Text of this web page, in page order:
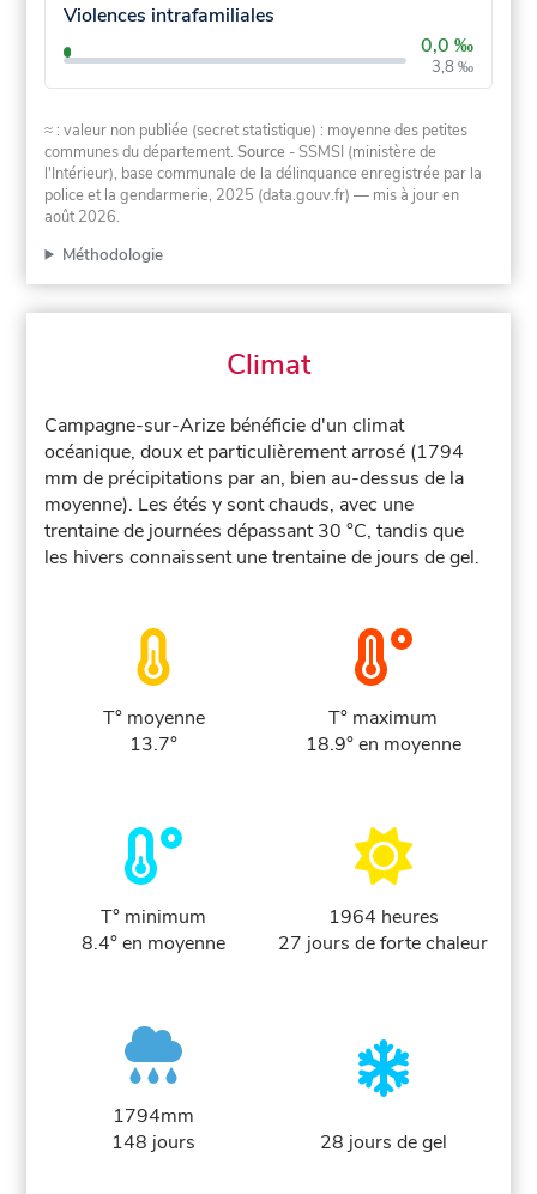
Violences intrafamiliales
0,0 ‰
3,8 ‰
≈ : valeur non publiée (secret statistique) : moyenne des petites
communes du département.Source - SSMSI (ministère de
l'Intérieur), base communale de la délinquance enregistrée par la
police et la gendarmerie, 2025 (data.gouv.fr) — mis à jour en
août 2026.
Méthodologie
Climat
Campagne-sur-Arize bénéficie d'un climat
océanique, doux et particulièrement arrosé (1794
mm de précipitations par an, bien au-dessus de la
moyenne). Les étés y sont chauds, avec une
trentaine de journées dépassant 30 °C, tandis que
les hivers connaissent une trentaine de jours de gel.
T° moyenne
13.7°
T° maximum
18.9° en moyenne
T° minimum
8.4° en moyenne
1964 heures
27 jours de forte chaleur
1794mm
148 jours
28 jours de gel